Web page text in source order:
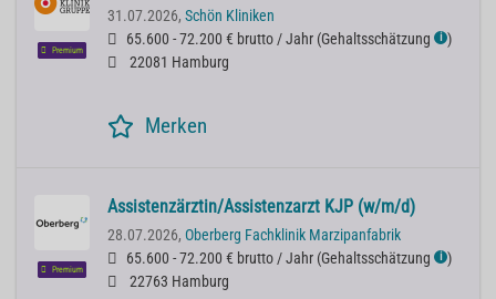
Premium
31.07.2026, Schön Kliniken
65.600 - 72.200 € brutto / Jahr (Gehaltsschätzung ℹ )
22081 Hamburg
Merken
Premium
Assistenzärztin/Assistenzarzt KJP (w/m/d)
28.07.2026, Oberberg Fachklinik Marzipanfabrik
65.600 - 72.200 € brutto / Jahr (Gehaltsschätzung ℹ )
22763 Hamburg